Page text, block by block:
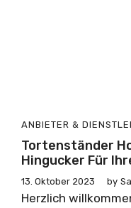
ANBIETER &
Tortenständer
Hingucker Für
13. Oktober 2023 by
Herzlich